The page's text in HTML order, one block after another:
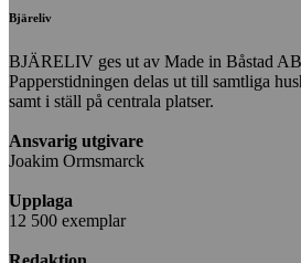
Bjäreliv
BJÄRELIV ges ut av Made in Båstad
Papperstidningen delas ut till samtliga
samt i ställ på centrala platser.
Ansvarig utgivare
Joakim Ormsmarck
Upplaga
12 500 exemplar